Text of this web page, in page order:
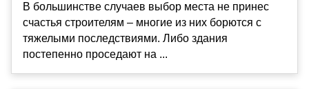
В большинстве случаев выбор места не принес
счастья строителям – многие из них борются с
тяжелыми последствиями. Либо здания
постепенно проседают на ...